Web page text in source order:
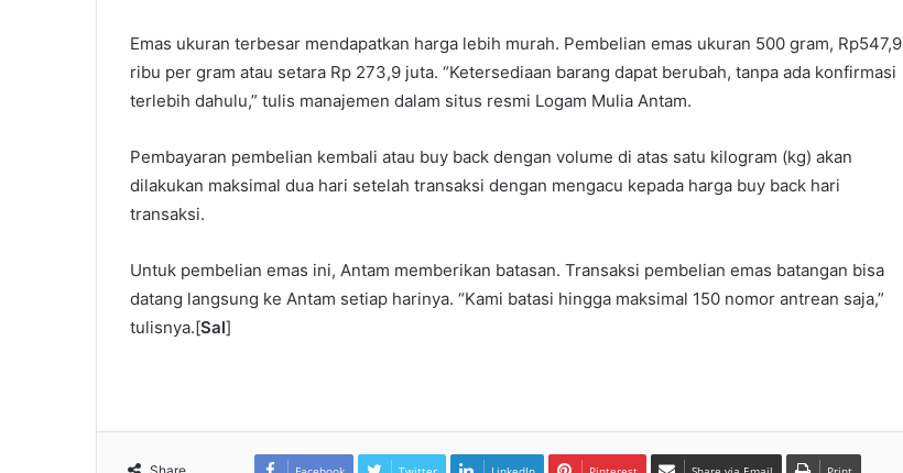
Emas ukuran terbesar mendapatkan harga lebih murah. Pembelian emas ukuran 500 gram, Rp547,9
ribu per gram atau setara Rp 273,9 juta. “Ketersediaan barang dapat berubah, tanpa ada konfirmasi
terlebih dahulu,” tulis manajemen dalam situs resmi Logam Mulia Antam.
Pembayaran pembelian kembali atau buy back dengan volume di atas satu kilogram (kg) akan
dilakukan maksimal dua hari setelah transaksi dengan mengacu kepada harga buy back hari
transaksi.
Untuk pembelian emas ini, Antam memberikan batasan. Transaksi pembelian emas batangan bisa
datang langsung ke Antam setiap harinya. “Kami batasi hingga maksimal 150 nomor antrean saja,”
tulisnya.[Sal]